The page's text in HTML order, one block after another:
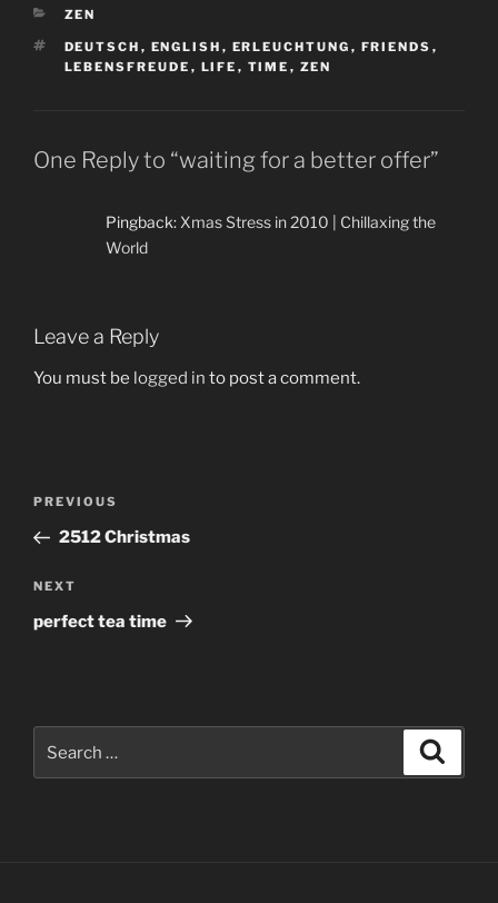
CATEGORIES
ZEN
TAGS
DEUTSCH , ENGLISH , ERLEUCHTUNG , FRIENDS ,
LEBENSFREUDE , LIFE , TIME , ZEN
One Reply to “waiting for a better offer”
Pingback: Xmas Stress in 2010 | Chillaxing the
World
Leave a Reply
You must be logged in to post a comment.
Previous
Post
PREVIOUS
2512 Christmas
Next
Post
NEXT
perfect tea time
for: